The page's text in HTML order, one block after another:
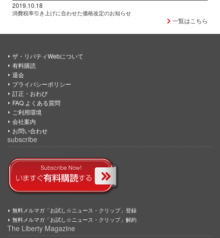
2019.10.18
消費税率引き上げに合わせた価格改定のお知らせ
一覧はこちら
ザ・リバティWebについて
有料購読
退会
プライバシーポリシー
訂正・おわび
FAQ よくある質問
ご利用環境
会社案内
お問い合わせ
subscribe
無料メルマガ「お試し☆ニュース・クリップ」登録
無料メルマガ「お試し☆ニュース・クリップ」解約
The Liberty Magazine